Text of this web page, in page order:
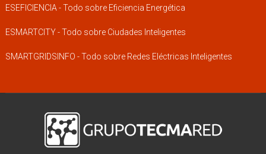
ESEFICIENCIA - Todo sobre Eficiencia Energética
ESMARTCITY - Todo sobre Ciudades Inteligentes
SMARTGRIDSINFO - Todo sobre Redes Eléctricas Inteligentes